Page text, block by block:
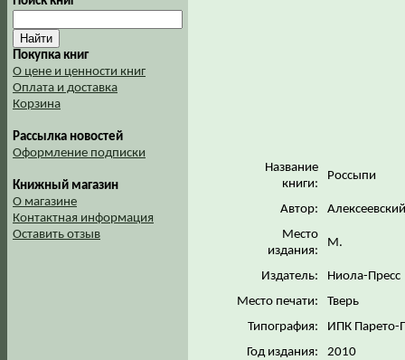
Покупка книг
О цене и ценности книг
Оплата и доставка
Корзина
Рассылка новостей
Оформление подписки
Книжный магазин
О магазине
Контактная информация
Оставить отзыв
Название
книги:
Россыпи
Автор:
Место
издания:
М.
Издатель:
Ниола-Пресс
Место печати:
Тверь
Типография:
ИПК Парето-
Год издания:
2010